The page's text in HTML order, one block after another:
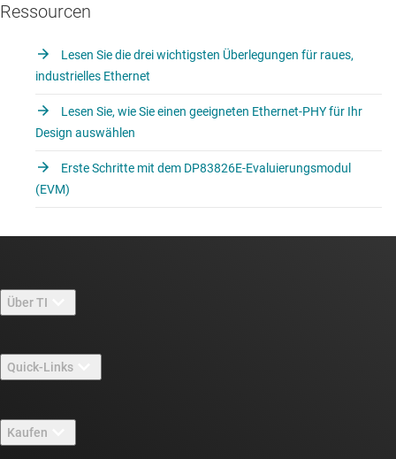
Ressourcen
Lesen Sie die drei wichtigsten Überlegungen für raues,
industrielles Ethernet
Lesen Sie, wie Sie einen geeigneten Ethernet-PHY für Ihr
Design auswählen
Erste Schritte mit dem DP83826E-Evaluierungsmodul
(EVM)
Über TI
Stellenangebote
Newsroom
Quick-Links
TI E2E™-Design-Support-Foren
Kaufen